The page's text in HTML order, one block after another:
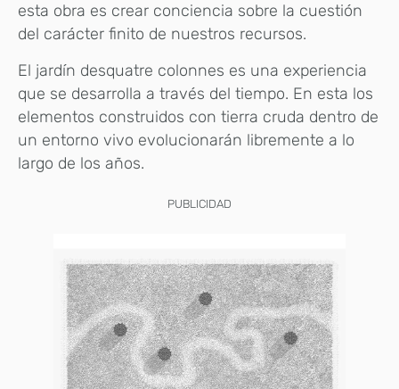
esta obra es crear conciencia sobre la cuestión
del carácter finito de nuestros recursos.
El jardín desquatre colonnes es una experiencia
que se desarrolla a través del tiempo. En esta los
elementos construidos con tierra cruda dentro de
un entorno vivo evolucionarán libremente a lo
largo de los años.
PUBLICIDAD